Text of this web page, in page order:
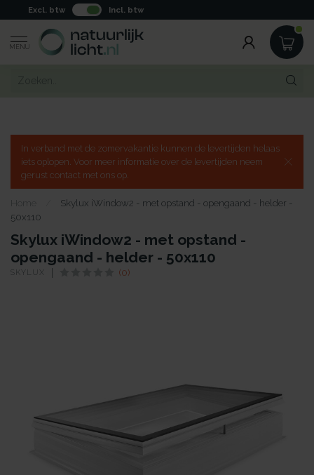
Excl. btw Incl. btw
MENU
In verband met de zomervakantie kunnen de levertijden helaas
iets oplopen. Voor meer informatie over de levertijden neem
gerust contact met ons op.
Home
Skylux iWindow2 - met opstand - opengaand - helder -
50x110
Skylux iWindow2 - met opstand -
opengaand - helder - 50x110
SKYLUX (0)